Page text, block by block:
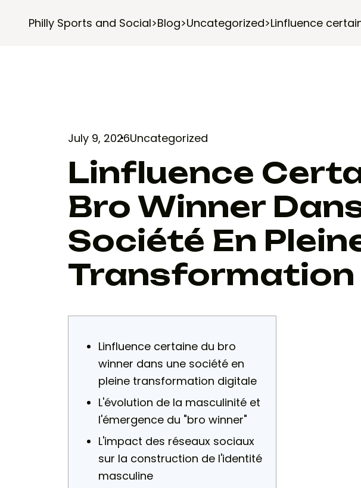
Philly Sports and Social>Blog>Uncategorized>Linfluence
July 9, 2026Uncategorized
Linfluence
Bro Winner
Société En
Transformation
Linfluence certaine du bro
winner dans une société en
pleine transformation digitale
L'évolution de la masculinité et
l'émergence du "bro winner"
L'impact des réseaux sociaux
sur la construction de l'identité
masculine